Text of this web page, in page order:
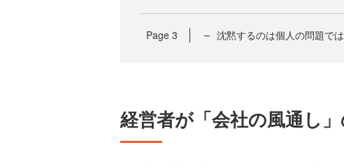
Page 3 沈黙するのは個人の問題で
経営者が「会社の風通し